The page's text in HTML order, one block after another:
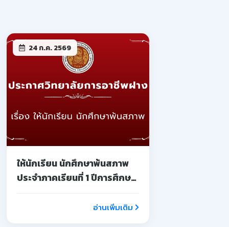
24 ก.ค. 2569
ให้นักเรียน นักศึกษาพ้นสภาพ
ประจำภาคเรียนที่ 1 ปีการศึกษา
อ่านเพิ่มเติม